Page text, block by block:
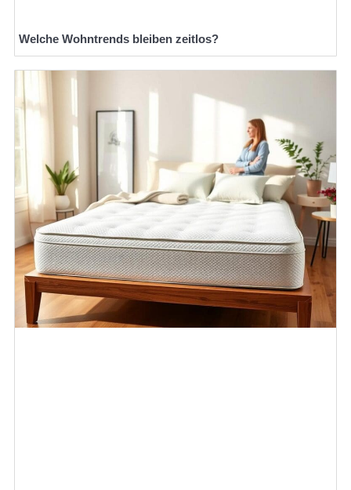
Welche Wohntrends bleiben zeitlos?